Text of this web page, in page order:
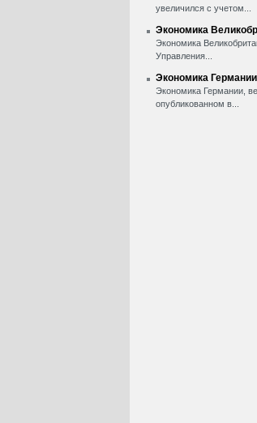
увеличился с учетом...
Экономика
Экономика
Управления...
Экономика
Экономика Германии,
опубликованном в...